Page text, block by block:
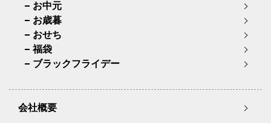
お中元
お歳暮
おせち
福袋
ブラックフライデー
会社概要